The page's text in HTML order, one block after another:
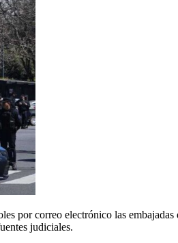
por correo electrónico las
judiciales.